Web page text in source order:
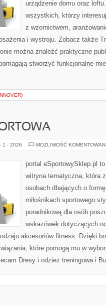
urządzenie domu oraz
wszystkich, którzy
z wzornictwem,
i wystroju. Zobacz także
można znaleźć praktyczne
stworzyć funkcjonalne
1 - 2026 MOŻLIWOŚĆ
portal eSportowySklep.pl
witryna tematyczna, która
osobach dbających o
miłośnikach sportowego
poradnikową dla osób
wskazówek dotyczących
akcesoriów fitness. Dzięki
które pomogą mu w
Dresy i odzież treningowa i